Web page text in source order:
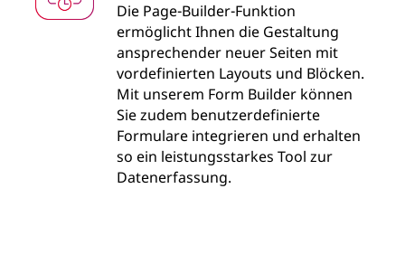
Die Page-Builder-Funktion
ermöglicht Ihnen die Gestaltung
ansprechender neuer Seiten mit
vordefinierten Layouts und Blöcken.
Mit unserem Form Builder können
Sie zudem benutzerdefinierte
Formulare integrieren und erhalten
so ein leistungsstarkes Tool zur
Datenerfassung.